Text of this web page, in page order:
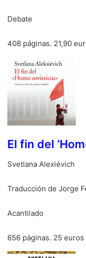
Debate
408 páginas. 21,90
El fin del
Svetlana Alexiévich
Traducción de Jorge
Acantilado
656 páginas. 25 euros